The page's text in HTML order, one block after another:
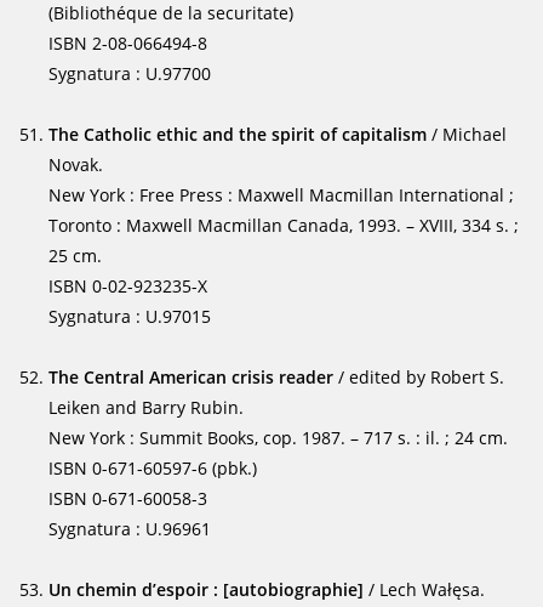
(Bibliothéque de la securitate)
ISBN 2-08-066494-8
Sygnatura : U.97700
The Catholic ethic and the spirit of capitalism / Michael
Novak.
New York : Free Press : Maxwell Macmillan International ;
Toronto : Maxwell Macmillan Canada, 1993. – XVIII, 334 s. ;
25 cm.
ISBN 0-02-923235-X
Sygnatura : U.97015
The Central American crisis reader / edited by Robert S.
Leiken and Barry Rubin.
New York : Summit Books, cop. 1987. – 717 s. : il. ; 24 cm.
ISBN 0-671-60597-6 (pbk.)
ISBN 0-671-60058-3
Sygnatura : U.96961
Un chemin d’espoir : [autobiographie] / Lech Wałęsa.